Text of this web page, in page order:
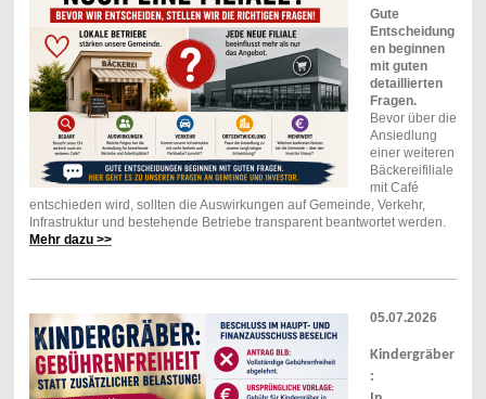
Gute
Entscheidung
en beginnen
mit guten
detaillierten
Fragen.
Bevor über die
Ansiedlung
einer weiteren
Bäckereifiliale
mit Café
entschieden wird, sollten die Auswirkungen auf Gemeinde, Verkehr,
Infrastruktur und bestehende Betriebe transparent beantwortet werden.
Mehr dazu >>
05.07.2026
Kindergräber
: